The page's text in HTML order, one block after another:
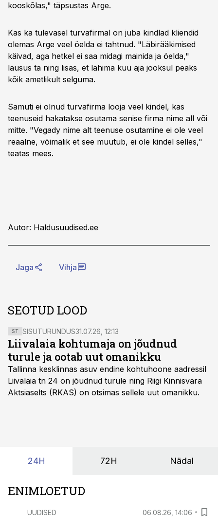
kooskõlas," täpsustas Arge.
Kas ka tulevasel turvafirmal on juba kindlad kliendid
olemas Arge veel öelda ei tahtnud. "Läbirääkimised
käivad, aga hetkel ei saa midagi mainida ja öelda,"
lausus ta ning lisas, et lähima kuu aja jooksul peaks
kõik ametlikult selguma.
Samuti ei olnud turvafirma looja veel kindel, kas
teenuseid hakatakse osutama senise firma nime all või
mitte. "Vegady nime alt teenuse osutamine ei ole veel
reaalne, võimalik et see muutub, ei ole kindel selles,"
teatas mees.
Autor: Haldusuudised.ee
Jaga Vihja
SEOTUD LOOD
ST SISUTURUNDUS31.07.26, 12:13
Liivalaia kohtumaja on jõudnud
turule ja ootab uut omanikku
Tallinna kesklinnas asuv endine kohtuhoone aadressil
Liivalaia tn 24 on jõudnud turule ning Riigi Kinnisvara
Aktsiaselts (RKAS) on otsimas sellele uut omanikku.
24H 72H Nädal
ENIMLOETUD
UUDISED 06.08.26, 14:06